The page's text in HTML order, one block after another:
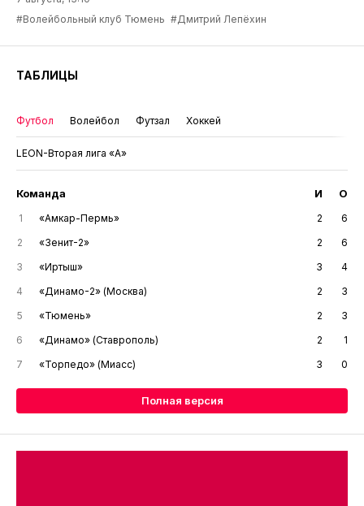
#Волейбольный клуб Тюмень #Дмитрий Лепёхин
ТАБЛИЦЫ
Футбол Волейбол Футзал Хоккей
LEON-Вторая лига «А»
Команда И О
1 «Амкар-Пермь» 2
6
2
«Зенит-2» 2
6
3
«Иртыш» 3
4
4
«Динамо-2» (Москва) 2
3
5
«Тюмень» 2
3
6
«Динамо» (Ставрополь) 2
1
7
«Торпедо» (Миасс) 3 0
Полная версия